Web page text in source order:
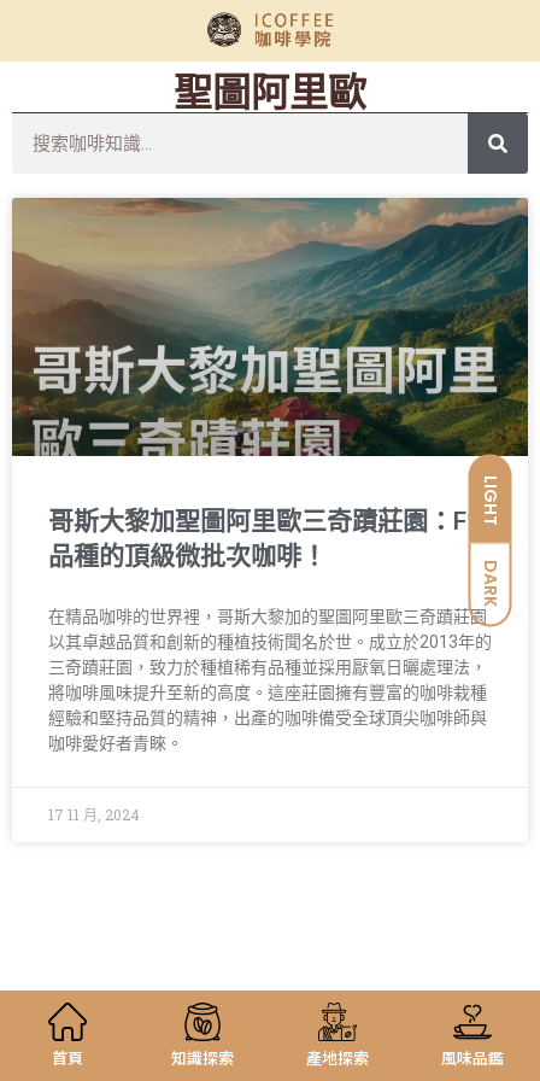
LIGHT
DARK
聖圖阿里歐
哥斯大黎加聖圖阿里歐三奇蹟莊園：F1
品種的頂級微批次咖啡！
在精品咖啡的世界裡，哥斯大黎加的聖圖阿里歐三奇蹟莊園
以其卓越品質和創新的種植技術聞名於世。成立於2013年的
三奇蹟莊園，致力於種植稀有品種並採用厭氧日曬處理法，
將咖啡風味提升至新的高度。這座莊園擁有豐富的咖啡栽種
經驗和堅持品質的精神，出產的咖啡備受全球頂尖咖啡師與
咖啡愛好者青睞。
17 11 月, 2024
首頁 知識探索 產地探索 風味品鑑